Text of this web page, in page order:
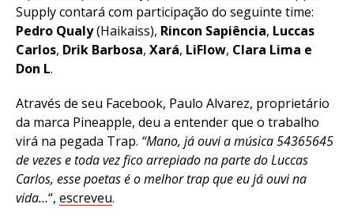
Supply contará com participação do seguinte time:
Pedro Qualy(Haikaiss), Rincon Sapiência, Luccas
Carlos, Drik Barbosa, Xará, LiFlow, Clara Lima e
Don L.
Através de seu Facebook, Paulo Alvarez, proprietário
da marca Pineapple, deu a entender que o trabalho
virá na pegada Trap. “Mano, já ouvi a música 54365645
de vezes e toda vez fico arrepiado na parte do Luccas
Carlos, esse poetas é o melhor trap que eu já ouvi na
vida…“, escreveu.